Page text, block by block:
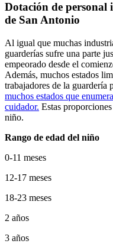
Dotación de personal
de San Antonio
Al igual que muchas
guarderías sufre una parte
empeorado desde el
Además, muchos estados
trabajadores de la guardería
muchos estados que
cuidador. Estas
niño.
Rango de edad del niño
0-11 meses
12-17 meses
18-23 meses
2 años
3 años